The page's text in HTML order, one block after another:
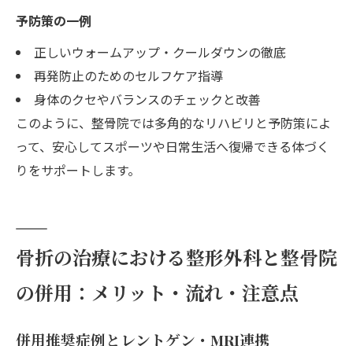
予防策の一例
正しいウォームアップ・クールダウンの徹底
再発防止のためのセルフケア指導
身体のクセやバランスのチェックと改善
このように、整骨院では多角的なリハビリと予防策によ
って、安心してスポーツや日常生活へ復帰できる体づく
りをサポートします。
骨折の治療における整形外科と整骨院
の併用：メリット・流れ・注意点
併用推奨症例とレントゲン・MRI連携